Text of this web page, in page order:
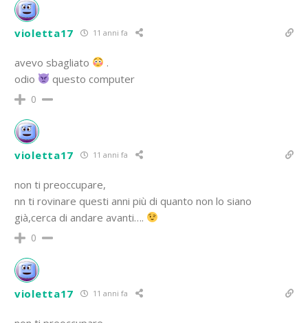
violetta17 11 anni fa
avevo sbagliato
.
odio
questo computer
0
violetta17 11 anni fa
non ti preoccupare,
nn ti rovinare questi anni più di quanto non lo siano
già,cerca di andare avanti….
0
violetta17 11 anni fa